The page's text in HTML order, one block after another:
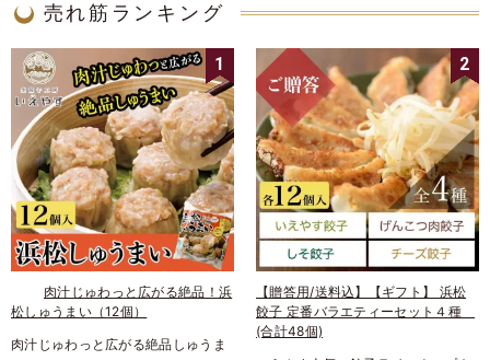
売れ筋ランキング
1
肉汁じゅわっと広がる絶品！浜
松しゅうまい（12個）
肉汁じゅわっと広がる絶品しゅうま
2
【贈答用/送料込】【ギフト】 浜松
餃子 定番バラエティーセット４種
(合計48個)